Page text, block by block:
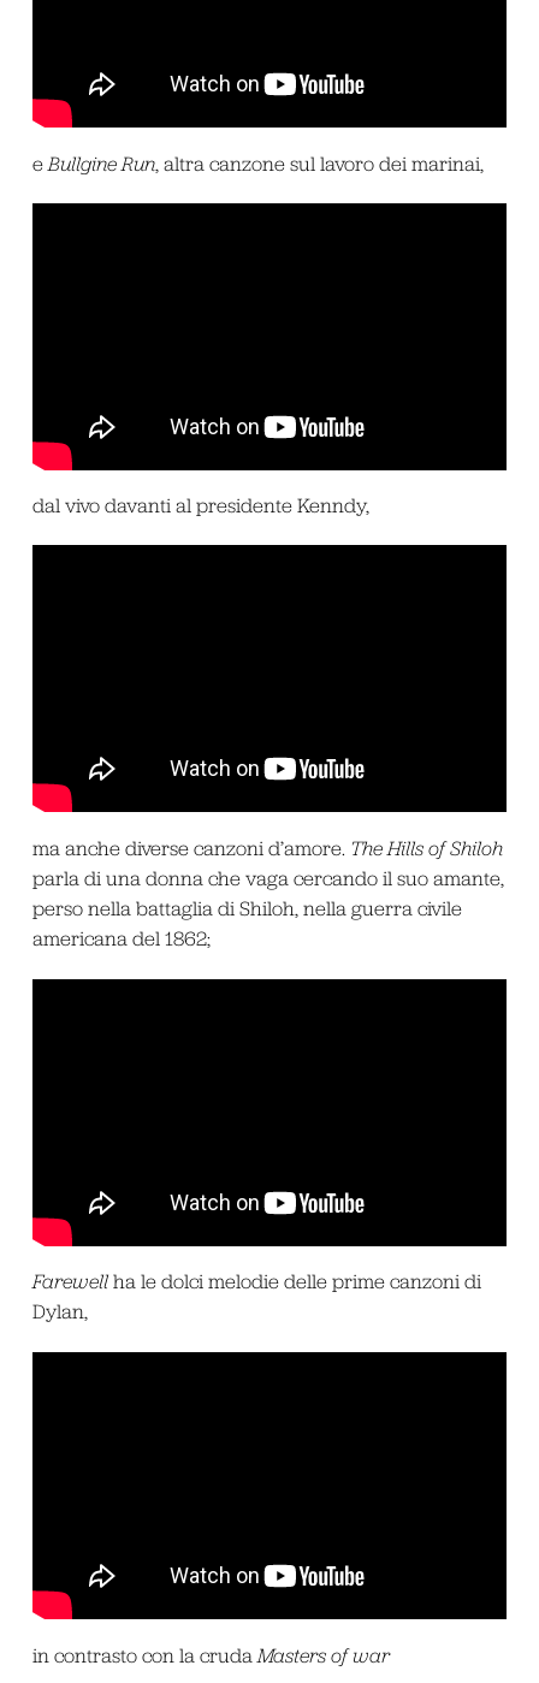
e Bullgine Run, altra canzone sul lavoro dei marinai,
dal vivo davanti al presidente Kenndy,
ma anche diverse canzoni d’amore. The Hills of Shiloh
parla di una donna che vaga cercando il suo amante,
perso nella battaglia di Shiloh, nella guerra civile
americana del 1862;
Farewellha le dolci melodie delle prime canzoni di
Dylan,
in contrasto con la cruda Masters of war